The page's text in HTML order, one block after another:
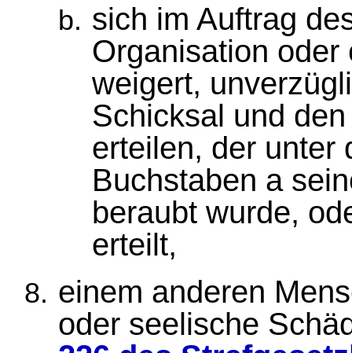
sich im Auftrag
Organisation
weigert,
Schicksal und
erteilen, der unter
Buchstaben a
beraubt wurde,
erteilt,
einem anderen
oder seelische